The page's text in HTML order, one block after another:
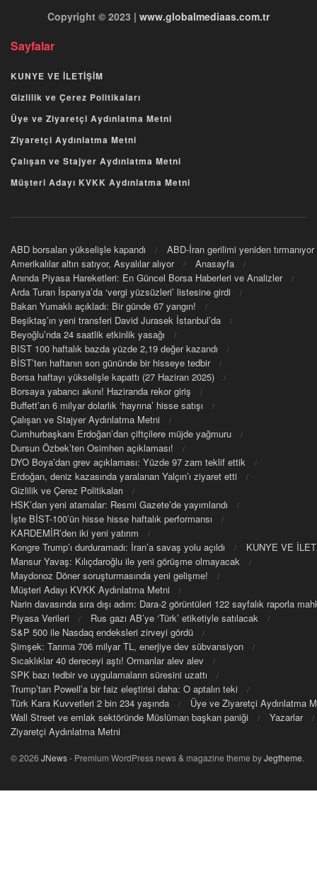
Copyright © 2023 | www.globalmediaas.com.tr
Sayfalar
KUNYE VE İLETİŞİM
Gizlilik ve Çerez Politikaları
Üye ve Ziyaretçi Aydınlatma Metni
Ziyaretçi Aydınlatma Metni
Çalışan ve Stajyer Aydınlatma Metni
Müşteri Adayı KVKK Aydınlatma Metni
ABD borsaları yükselişle kapandı
ABD-İran gerilimi yeniden tırmanıyor
Amerikalılar altın satıyor, Asyalılar alıyor
Anasayfa
Anında Piyasa Hareketleri: En Güncel Borsa Haberleri ve Analizler
Arda Turan İspanya’da ‘vergi yüzsüzleri’ listesine girdi
Bakan Yumaklı açıkladı: Bir günde 67 yangın!
Beşiktaş’ın yeni transferi David Jurasek İstanbul’da
Beyoğlu’nda 24 saatlik etkinlik yasağı
BIST 100 haftalık bazda yüzde 2,19 değer kazandı
BİST’ten haftanın son gününde bir hisseye tedbir
Borsa haftayı yükselişle kapattı (27 Haziran 2025)
Borsaya yabancı akını! Haziranda rekor giriş
Buffett’an 6 milyar dolarlık ‘hayrına’ hisse satışı
Çalışan ve Stajyer Aydınlatma Metni
Cumhurbaşkanı Erdoğan’dan çiftçilere müjde yağmuru
Dursun Özbek’ten Osimhen açıklaması!
DYO Boya’dan grev açıklaması: Yüzde 97 zam teklif ettik
Erdoğan, deniz kazasında yaralanan Yalçın’ı ziyaret etti
Gizlilik ve Çerez Politikaları
HSK’dan yeni atamalar: Resmi Gazete’de yayımlandı
İşte BİST-100’ün hisse hisse haftalık performansı
KARDEMİR’den iki yeni yatırım
Kongre Trump’ı durduramadı: İran’a savaş yolu açıldı
KUNYE VE
Mansur Yavaş: Kılıçdaroğlu ile yeni görüşme olmayacak
Maydonoz Döner soruşturmasında yeni gelişme!
Müşteri Adayı KVKK Aydınlatma Metni
Narin davasında sıra dışı adım: Dara-2 görüntüleri 122 sayfalık raporla
Piyasa Verileri
Rus gazı AB’ye ‘Türk’ etiketiyle satılacak
S&P 500 ile Nasdaq endeksleri zirveyi gördü
Şimşek: Tarıma 706 milyar TL, enerjiye dev sübvansiyon
Sıcaklıklar 40 dereceyi aştı! Ormanlar alev alev
SPK bazı tedbir ve uygulamaların süresini uzattı
Trump’tan Powell’a bir faiz eleştirisi daha: O aptalın teki
Türk Kara Kuvvetleri 2 bin 234 yaşında
Üye ve Ziyaretçi Aydınlatma
Wall Street ve emlak sektöründe Müslüman başkan paniği
Yazarlar
Ziyaretçi Aydınlatma Metni
© 2026 JNews- Premium WordPress news & magazine theme byJegtheme.